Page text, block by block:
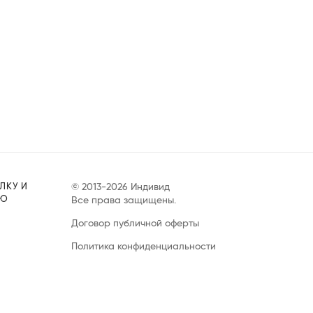
И
© 2013-2026 Индивид
Все права защищены.
Договор публичной оферты
Политика конфиденциальности